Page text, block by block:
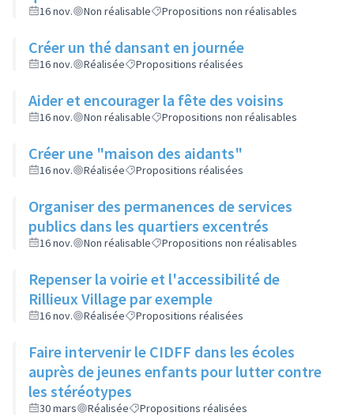
16 nov. Non réalisable Propositions non réalisables
Créer un thé dansant en journée
16 nov. Réalisée Propositions réalisées
Aider et encourager la fête des voisins
16 nov. Non réalisable Propositions non réalisables
Créer une "maison des aidants"
16 nov. Réalisée Propositions réalisées
Organiser des permanences de services
publics dans les quartiers excentrés
16 nov. Non réalisable Propositions non réalisables
Repenser la voirie et l'accessibilité de
Rillieux Village par exemple
16 nov. Réalisée Propositions réalisées
Faire intervenir le CIDFF dans les écoles
auprès de jeunes enfants pour lutter contre
les stéréotypes
30 mars Réalisée Propositions réalisées